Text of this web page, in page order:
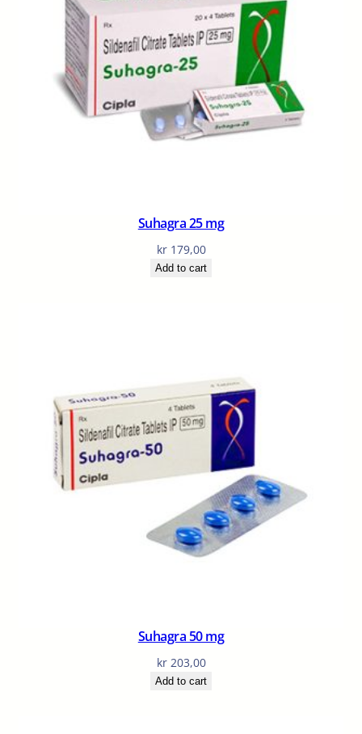
Suhagra 25 mg
kr179,00
Add to cart
Suhagra 50 mg
kr203,00
Add to cart